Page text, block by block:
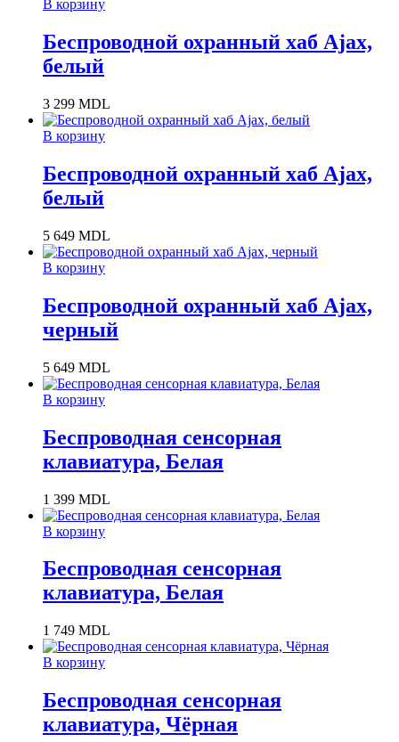
В корзину
Беспроводной охранный хаб Ajax,
белый
3 299 MDL
В корзину
Беспроводной охранный хаб Ajax,
белый
5 649 MDL
В корзину
Беспроводной охранный хаб Ajax,
черный
5 649 MDL
В корзину
Беспроводная сенсорная
клавиатура, Белая
1 399 MDL
В корзину
Беспроводная сенсорная
клавиатура, Белая
1 749 MDL
В корзину
Беспроводная сенсорная
клавиатура, Чёрная